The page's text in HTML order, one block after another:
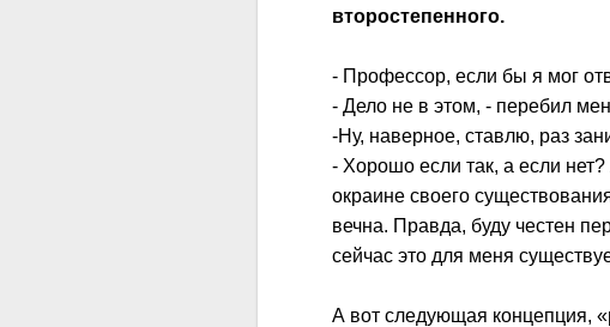
второстепенного.
- Профессор, если бы я мог
- Дело не в этом, - перебил
-Ну, наверное, ставлю, раз
- Хорошо если так, а если
окраине своего
вечна. Правда, буду честен
сейчас это для меня
А вот следующая концепция, «